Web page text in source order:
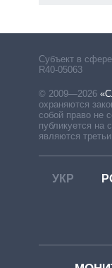
Субъект в
R40-05063
© 2009—2026
охраняются
собой право не
публикуется на
являются
УКР